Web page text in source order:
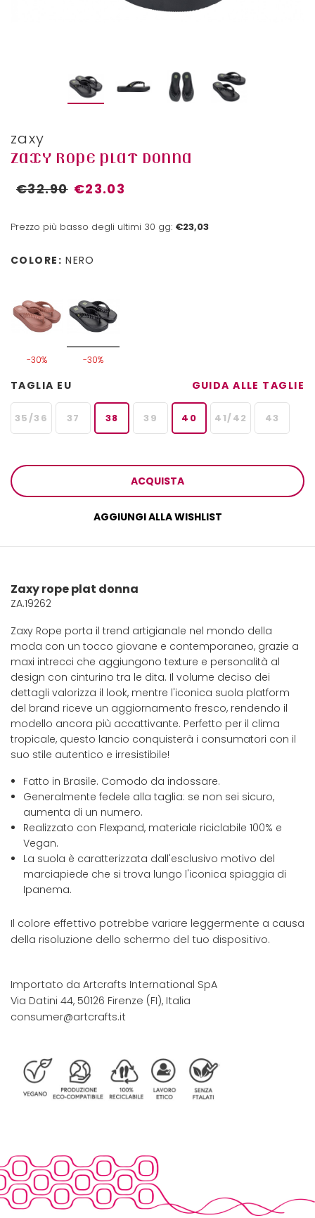
zaxy
ZAXY ROPE PLAT DONNA
€32.90 €23.03
Prezzo più basso degli ultimi 30 gg: €23,03
COLORE: NERO
-30% -30%
TAGLIA EU GUIDA ALLE TAGLIE
35/36 37 38 39 40 41/42 43
ACQUISTA
AGGIUNGI ALLA WISHLIST
Zaxy rope plat donna
ZA.19262
Zaxy Rope porta il trend artigianale nel mondo della
moda con un tocco giovane e contemporaneo, grazie a
maxi intrecci che aggiungono texture e personalità al
design con cinturino tra le dita. Il volume deciso dei
dettagli valorizza il look, mentre l'iconica suola platform
del brand riceve un aggiornamento fresco, rendendo il
modello ancora più accattivante. Perfetto per il clima
tropicale, questo lancio conquisterà i consumatori con il
suo stile autentico e irresistibile!
Fatto in Brasile. Comodo da indossare.
Generalmente fedele alla taglia: se non sei sicuro,
aumenta di un numero.
Realizzato con Flexpand, materiale riciclabile 100% e
Vegan.
La suola è caratterizzata dall'esclusivo motivo del
marciapiede che si trova lungo l'iconica spiaggia di
Ipanema.
Il colore effettivo potrebbe variare leggermente a causa
della risoluzione dello schermo del tuo dispositivo.
Importato da Artcrafts International SpA
Via Datini 44, 50126 Firenze (FI), Italia
consumer@artcrafts.it